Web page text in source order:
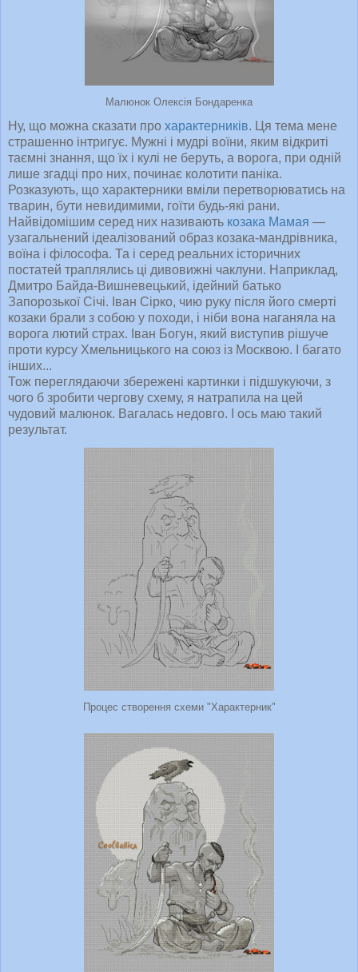
Малюнок Олексія Бондаренка
Ну, що можна сказати про характерників. Ця тема мене
страшенно інтригує. Мужні і мудрі воїни, яким відкриті
таємні знання, що їх і кулі не беруть, а ворога, при одній
лише згадці про них, починає колотити паніка.
Розказують, що характерники вміли перетворюватись на
тварин, бути невидимими, гоїти будь-які рани.
Найвідомішим серед них називають козака Мамая —
узагальнений ідеалізований образ козака-мандрівника,
воїна і філософа. Та і серед реальних історичних
постатей траплялись ці дивовижні чаклуни. Наприклад,
Дмитро Байда-Вишневецький, ідейний батько
Запорозької Січі. Іван Сірко, чию руку після його смерті
козаки брали з собою у походи, і ніби вона наганяла на
ворога лютий страх. Іван Богун, який виступив рішуче
проти курсу Хмельницького на союз із Москвою. І багато
інших...
Тож переглядаючи збережені картинки і підшукуючи, з
чого б зробити чергову схему, я натрапила на цей
чудовий малюнок. Вагалась недовго. І ось маю такий
результат.
Процес створення схеми "Характерник"